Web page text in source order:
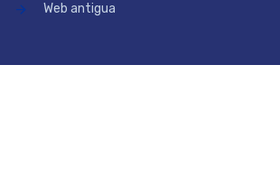
Web antigua